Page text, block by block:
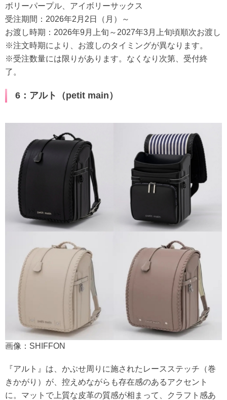
ボリーパープル、アイボリーサックス
受注期間：2026年2月2日（月）～
お渡し時期：2026年9月上旬～2027年3月上旬頃順次お渡し
※注文時期により、お渡しのタイミングが異なります。
※受注数量には限りがあります。なくなり次第、受付終
了。
6：アルト（petit main）
画像：SHIFFON
『アルト』は、かぶせ周りに施されたレースステッチ（巻
きかがり）が、控えめながらも存在感のあるアクセント
に。マットで上質な皮革の質感が相まって、クラフト感あ